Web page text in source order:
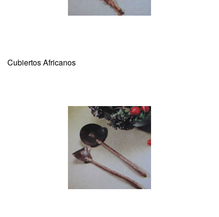
Cubiertos Africanos